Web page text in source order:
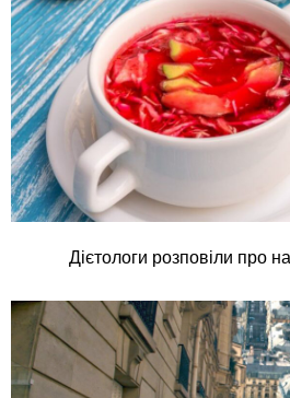
Дієтологи розповіли про